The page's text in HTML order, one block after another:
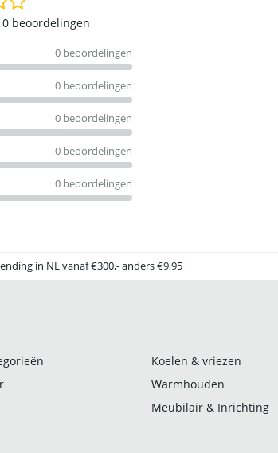
beoordelingen
0 beoordelingen
0 beoordelingen
0 beoordelingen
0 beoordelingen
0 beoordelingen
in NL vanaf €300,- anders €9,95
Koelen & vriezen
Warmhouden
Meubilair & Inrichting